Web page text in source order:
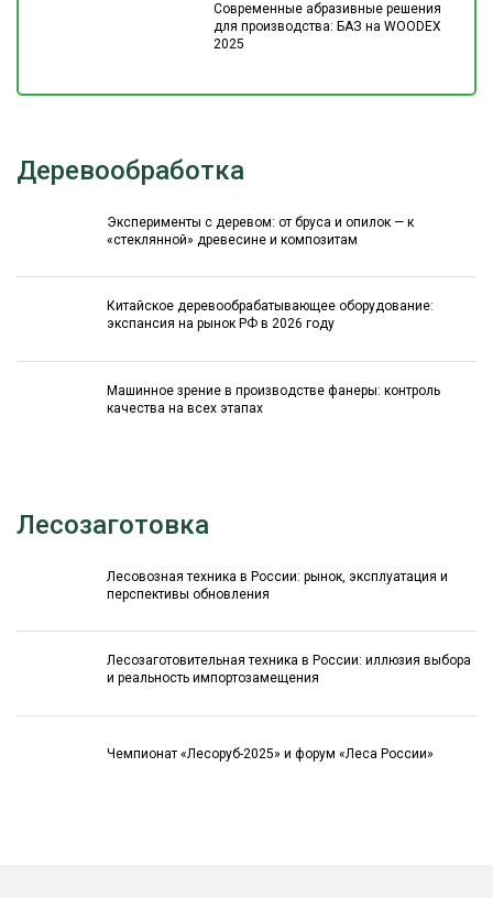
Современные абразивные решения
для производства: БАЗ на WOODEX
2025
Деревообработка
Эксперименты с деревом: от бруса и опилок — к
«стеклянной» древесине и композитам
Китайское деревообрабатывающее оборудование:
экспансия на рынок РФ в 2026 году
Машинное зрение в производстве фанеры: контроль
качества на всех этапах
Лесозаготовка
Лесовозная техника в России: рынок, эксплуатация и
перспективы обновления
Лесозаготовительная техника в России: иллюзия выбора
и реальность импортозамещения
Чемпионат «Лесоруб-2025» и форум «Леса России»